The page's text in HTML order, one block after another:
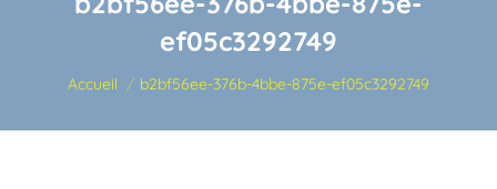
ef05c3292749
Vous êtes ici :
Accueil b2bf56ee-376b-4bbe-875e-ef05c3292749